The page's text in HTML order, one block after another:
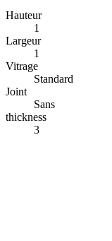
Hauteur
1
Largeur
1
Vitrage
Standard
Joint
Sans
thickness
3